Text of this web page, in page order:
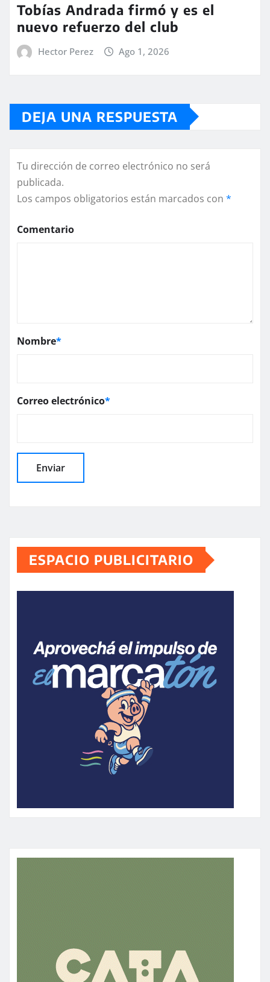
Tobías Andrada firmó y es el
nuevo refuerzo del club
Hector Perez Ago 1, 2026
DEJA UNA RESPUESTA
Tu dirección de correo electrónico no será
publicada.
Los campos obligatorios están marcados con *
Comentario
Nombre*
Correo electrónico*
ESPACIO PUBLICITARIO